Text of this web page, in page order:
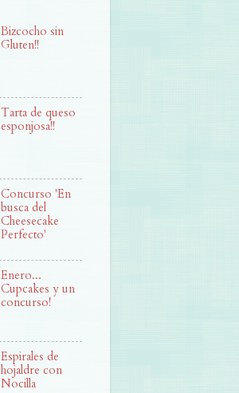
Bizcocho sin
Gluten!!
Tarta de queso
esponjosa!!
Concurso 'En
busca del
Cheesecake
Perfecto'
Enero...
Cupcakes y un
concurso!
Espirales de
hojaldre con
Nocilla